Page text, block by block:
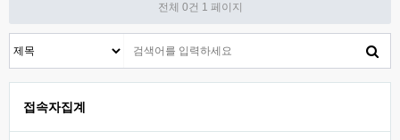
전체 0건 1 페이지
접속자집계